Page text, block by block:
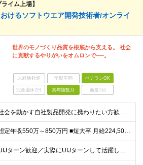
イム上場】
けるソフトウエア開発技術者/オンライ
世界のモノづくり品質を根底から支える。 社会
に貢献するやりがいをオムロンで──。
未経験歓迎 学歴不問 ベテランOK
完全週休2日 賞与複数月 面接1回
【社会を動かす自社製品開発に携わりたい方歓迎】 ┃必須条件 ■装置、設備向けソフトウェア開発経験 ■C/C++、C#いずれかの開発経験 ■ソフトウェア開発における要件整理、仕様定義の経験 ■短大卒以上
┃想定年収550万～850万円 ■短大卒 月給224,500円～ ■高専卒 月給262,000円～ ■大学卒 月給287,000円～ ■修士了 月給314,000円～ ■博士了 月給355,
┃UIJターン歓迎／実際にUIJターンして活躍している社員多数 ┃マイカー、バイク通勤可 ◇京都・大阪からのアクセスも良好 └京都駅から約20分 └大阪駅から約50分 【草津事業所】 滋賀県草津市